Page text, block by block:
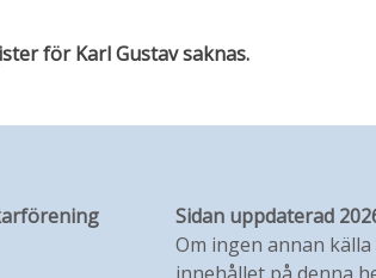
för Karl Gustav saknas.
Sidan uppdaterad
Om ingen annan